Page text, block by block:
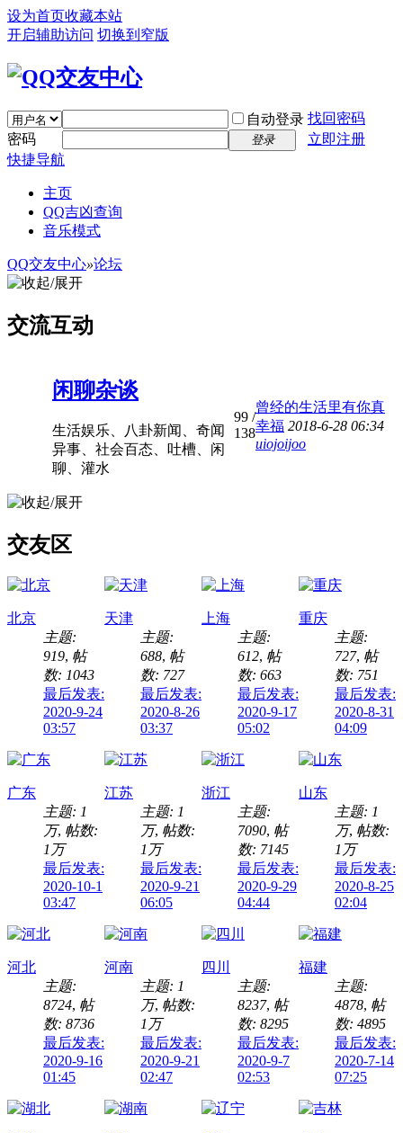
设为首页收藏本站
开启辅助访问 切换到窄版
自动登录 找回密码
密码
登录
立即注册
快捷导航
主页
QQ吉凶查询
音乐模式
QQ交友中心»论坛
交流互动
闲聊杂谈
生活娱乐、八卦新闻、奇闻
异事、社会百态、吐槽、闲
聊、灌水
99 /
138
曾经的生活里有你真
幸福 2018-6-28 06:34
uiojoijoo
交友区
北京
主题:
919, 帖
数: 1043
最后发表:
2020-9-24
03:57
天津
主题:
688, 帖
数: 727
最后发表:
2020-8-26
03:37
上海
主题:
612, 帖
数: 663
最后发表:
2020-9-17
05:02
重庆
主题:
727, 帖
数: 751
最后发表:
2020-8-31
04:09
广东
主题: 1
万, 帖数:
1万
最后发表:
2020-10-1
03:47
江苏
主题: 1
万, 帖数:
1万
最后发表:
2020-9-21
06:05
浙江
主题:
7090, 帖
数: 7145
最后发表:
2020-9-29
04:44
山东
主题: 1
万, 帖数:
1万
最后发表:
2020-8-25
02:04
河北
主题:
8724, 帖
数: 8736
最后发表:
2020-9-16
01:45
河南
主题: 1
万, 帖数:
1万
最后发表:
2020-9-21
02:47
四川
主题:
8237, 帖
数: 8295
最后发表:
2020-9-7
02:53
福建
主题:
4878, 帖
数: 4895
最后发表:
2020-7-14
07:25